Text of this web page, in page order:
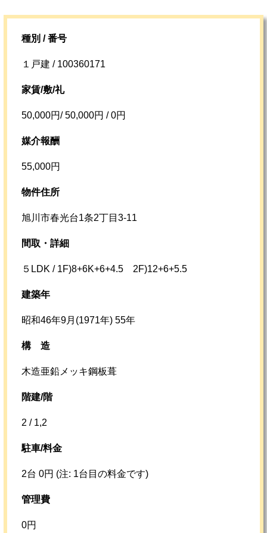
種別 / 番号
１戸建 / 100360171
家賃/敷/礼
50,000円/ 50,000円 / 0円
媒介報酬
55,000円
物件住所
旭川市春光台1条2丁目3-11
間取・詳細
５LDK / 1F)8+6K+6+4.5 2F)12+6+5.5
建築年
昭和46年9月(1971年) 55年
構 造
木造亜鉛メッキ鋼板葺
階建/階
2 / 1,2
駐車/料金
2台 0円 (注: 1台目の料金です)
管理費
0円